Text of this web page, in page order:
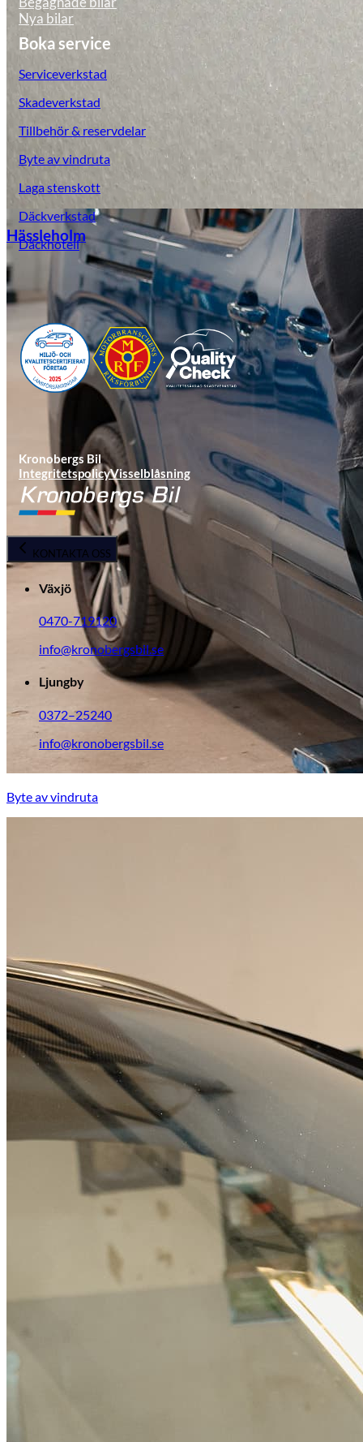
KGM Pickups
Fordonstyp
MopedbilPickupTransportbilPersonbil
Visa alla fordon
Byte av vindruta
Hässleholm
Nya bilar
Boka service
Serviceverkstad
Skadeverkstad
Tillbehör & reservdelar
Byte av vindruta
Laga stenskott
Däckverkstad
Däckhotell
Kronobergs Bil
IntegritetspolicyVisselblåsning
KONTAKTA OSS
Växjö
0470-719120
info@kronobergsbil.se
Ljungby
0372–25240
info@kronobergsbil.se